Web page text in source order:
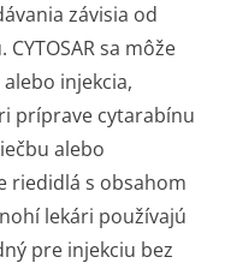
závisia od
sa môže
injekcia,
príprave cytarabínu
alebo
riedidlá s obsahom
lekári používajú
pre injekciu bez